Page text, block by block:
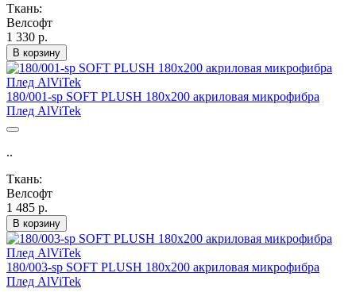
Ткань:
Велсофт
1 330 р.
В корзину
180/001-sp SOFT PLUSH 180х200 акриловая микрофибра
Плед AlViTek
..
Ткань:
Велсофт
1 485 р.
В корзину
180/003-sp SOFT PLUSH 180х200 акриловая микрофибра
Плед AlViTek